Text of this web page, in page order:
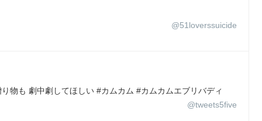
@51loverssuicide
物も 劇中劇してほしい #カムカム #カムカムエブリバディ
@tweets5five